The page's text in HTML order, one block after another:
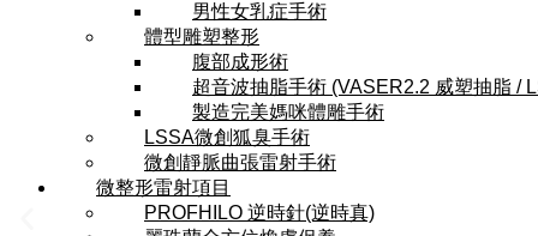
男性女乳症手術
體型雕塑整形
腹部成形術
超音波抽脂手術 (VASER2.2 威塑抽脂 /
製造完美媽咪體雕手術
LSSA微創狐臭手術
微創靜脈曲張雷射手術
微整形雷射項目
PROFHILO 逆時針(逆時真)